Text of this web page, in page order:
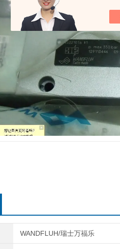
WANDFLUH/瑞士万福乐